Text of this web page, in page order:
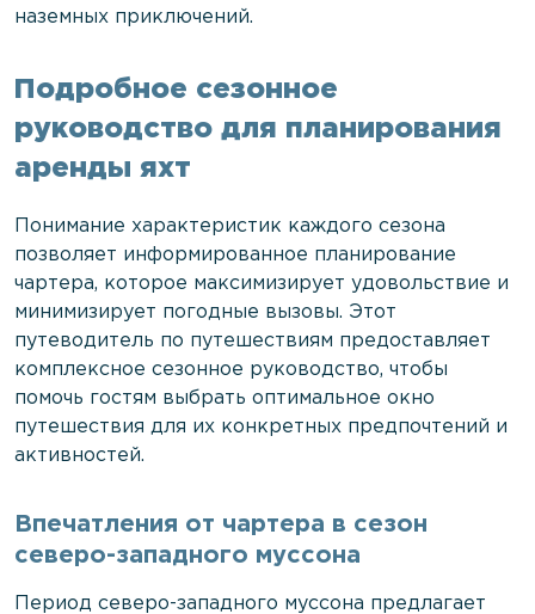
наземных приключений.
Подробное сезонное
руководство для планирования
аренды яхт
Понимание характеристик каждого сезона
позволяет информированное планирование
чартера, которое максимизирует удовольствие и
минимизирует погодные вызовы. Этот
путеводитель по путешествиям предоставляет
комплексное сезонное руководство, чтобы
помочь гостям выбрать оптимальное окно
путешествия для их конкретных предпочтений и
активностей.
Впечатления от чартера в сезон
северо-западного муссона
Период северо-западного муссона предлагает